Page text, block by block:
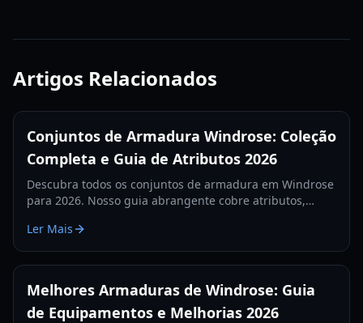
Artigos Relacionados
Conjuntos de Armadura Windrose: Coleção
Completa e Guia de Atributos 2026
Descubra todos os conjuntos de armadura em Windrose
para 2026. Nosso guia abrangente cobre atributos,
estilos de jogo.
Ler Mais
Melhores Armaduras de Windrose: Guia
de Equipamentos e Melhorias 2026